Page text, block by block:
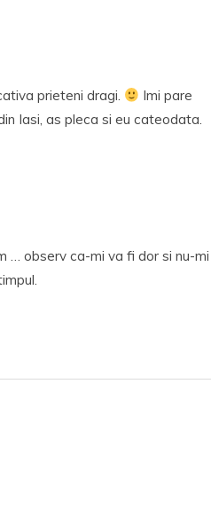
prieteni dragi.
Imi pare
Iasi, as pleca si eu cateodata.
… observ ca-mi va fi dor si nu-mi